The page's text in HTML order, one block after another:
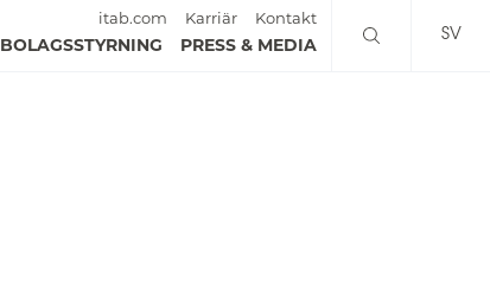
itab.com Karriär Kontakt
BOLAGSSTYRNING PRESS & MEDIA
SV